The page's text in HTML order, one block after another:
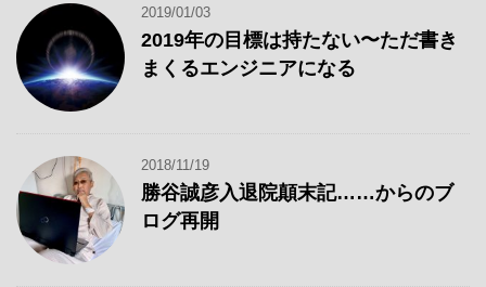
記
事
2019/01/03
2019年の目標は持たない〜ただ書き
まくるエンジニアになる
2018/11/19
勝谷誠彦入退院顛末記……からのブ
ログ再開